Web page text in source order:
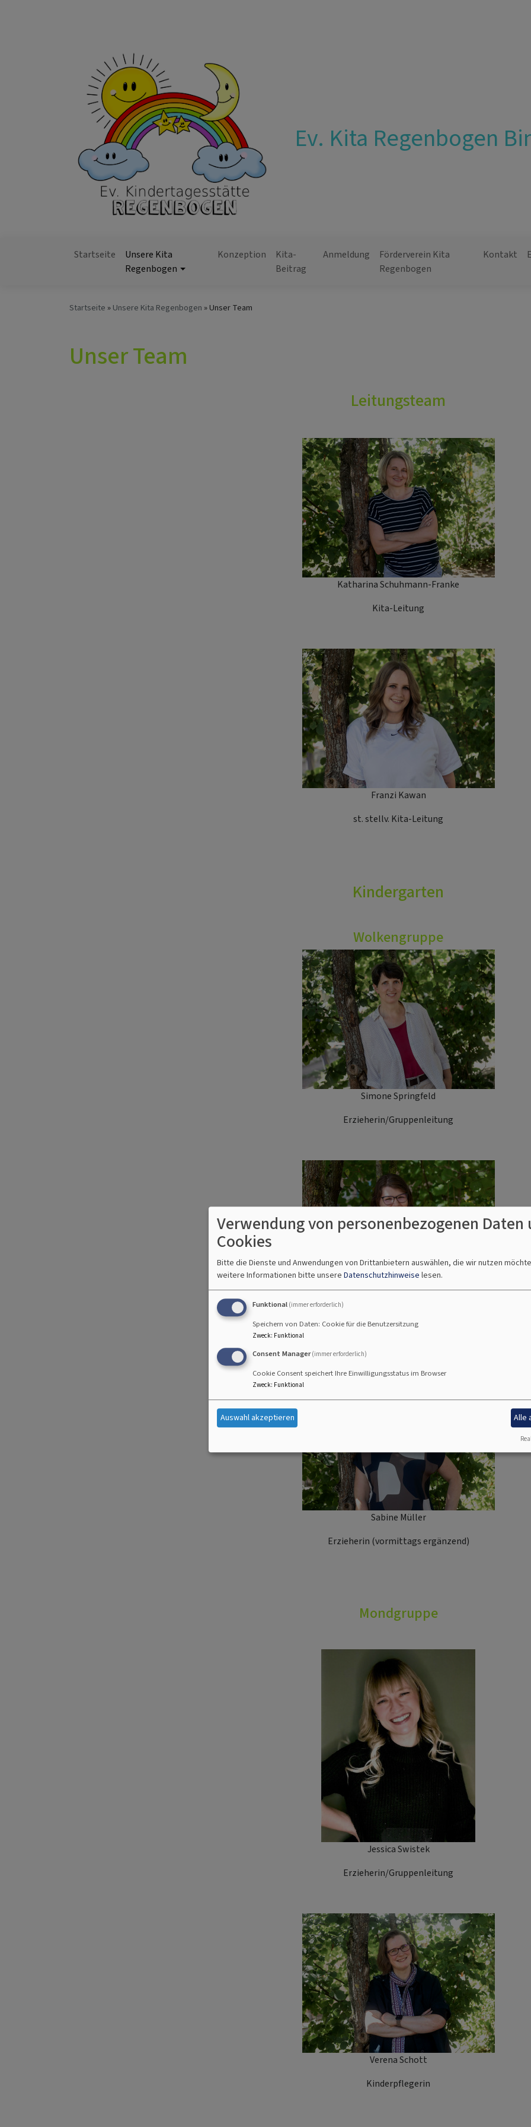
Ev. Kita Regenbogen
Hauptnavigation
Startseite
Unsere Kita
Regenbogen
Konzeption
Kita-
Beitrag
Anmeldung
Förderverein Kita
Regenbogen
Kontakt
Startseite Unsere Kita Regenbogen Unser Team
Unser Team
Leitungsteam
Katharina Schuhmann-Franke
Kita-Leitung
Franzi Kawan
st. stellv. Kita-Leitung
Kindergarten
Wolkengruppe
Simone Springfeld
Erzieherin/Gruppenleitung
Kinderpflegerin
Sabine Müller
Erzieherin (vormittags ergänzend)
Mondgruppe
Jessica Swistek
Erzieherin/Gruppenleitung
Verena Schott
Kinderpflegerin
Verwendung von personenbezogenen Daten
Cookies
Bitte die Dienste und Anwendungen von Drittanbietern auswählen, die wir nutzen
weitere Informationen bitte unsere Datenschutzhinweise lesen.
Funktional (immer erforderlich)
Speichern von Daten: Cookie für die Benutzersitzung
Zweck: Funktional
Consent Manager (immer erforderlich)
Cookie Consent speichert Ihre Einwilligungsstatus im Browser
Zweck: Funktional
Auswahl akzeptieren Alle